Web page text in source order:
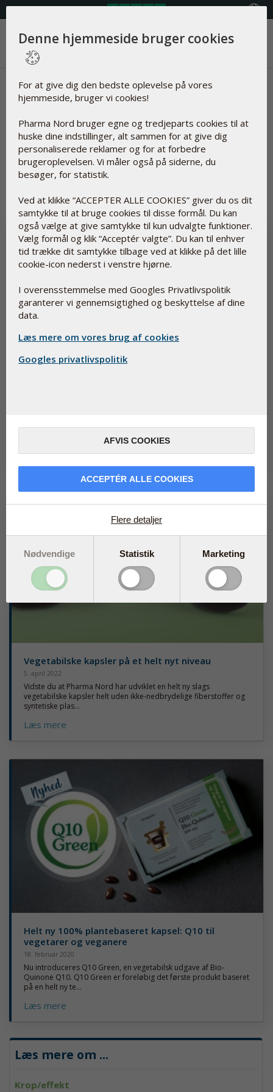
Menu
Nyheder | Q10 Vegetabilsk
Artikler om
Q10 Vegetabilsk
version med bløde kapsler lavet udelukkende af kartofler, ærter
Læs mere
Vegetabilske kapsler på et helt nyt niveau
5. april 2022
Vidste du at Pharma Nord har udviklet en helt ny slags
vegetabilske kapsler helt uden ikke-nedbrydelige fiberstoffer og
syntetiske plas...
Læs mere
Helt ny 100% plantebaseret kapsel: Q10 til
vegetarer og veganere
18. februar 2020
Nu introduceres Q10 Green, en vegetabilsk udgave af Bio-
Quinone Q10. Q10 Green er foreløbig det første produkt baseret
på en helt ny te...
Læs mere
Læs mere om ...
Krop/effekt
Denne hjemmeside bruger cookies
For at give dig den bedste oplevelse på vores
hjemmeside, bruger vi cookies!
Pharma Nord bruger egne og tredjeparts cookies til at
huske dine indstillinger, alt sammen for at give dig
personaliserede reklamer og for at forbedre
brugeroplevelsen. Vi måler også på siderne, du
besøger, for statistik.
Ved at klikke “ACCEPTER ALLE COOKIES” giver du os dit
samtykke til at bruge cookies til disse formål. Du kan
også vælge at give samtykke til kun udvalgte funktioner.
Vælg formål og klik “Acceptér valgte”. Du kan til enhver
tid trække dit samtykke tilbage ved at klikke på det lille
cookie-icon nederst i venstre hjørne.
I overensstemmelse med Googles Privatlivspolitik
garanterer vi gennemsigtighed og beskyttelse af dine
data.
Læs mere om vores brug af cookies
Googles privatlivspolitik
AFVIS COOKIES
ACCEPTÉR ALLE COOKIES
Flere detaljer
Nødvendige Statistik Marketing